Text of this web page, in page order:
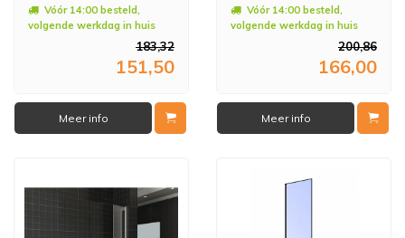
Vóór 14:00 besteld,
volgende werkdag in huis
183,32
151,50
Meer info
Vóór 14:00 besteld,
volgende werkdag in huis
200,86
166,00
Meer info